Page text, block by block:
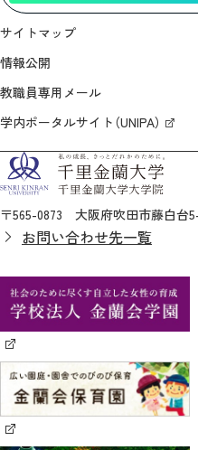
サイトマップ
情報公開
教職員専用メール
学内ポータルサイト（UNIPA）
〒565-0873 大阪府吹田市藤白台
お問い合わせ先一覧